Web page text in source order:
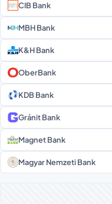
CIB Bank
MBH Bank
K&H Bank
OberBank
KDB Bank
Gránit Bank
Magnet Bank
Magyar Nemzeti Bank